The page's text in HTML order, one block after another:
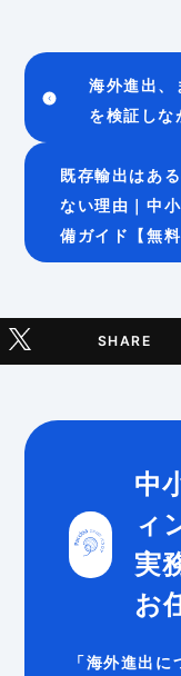
海外進出、
を検証しな
既存輸出はあ
ない理由｜中
備ガイド【無料
SHARE
中
ィ
実
お
「海外進出